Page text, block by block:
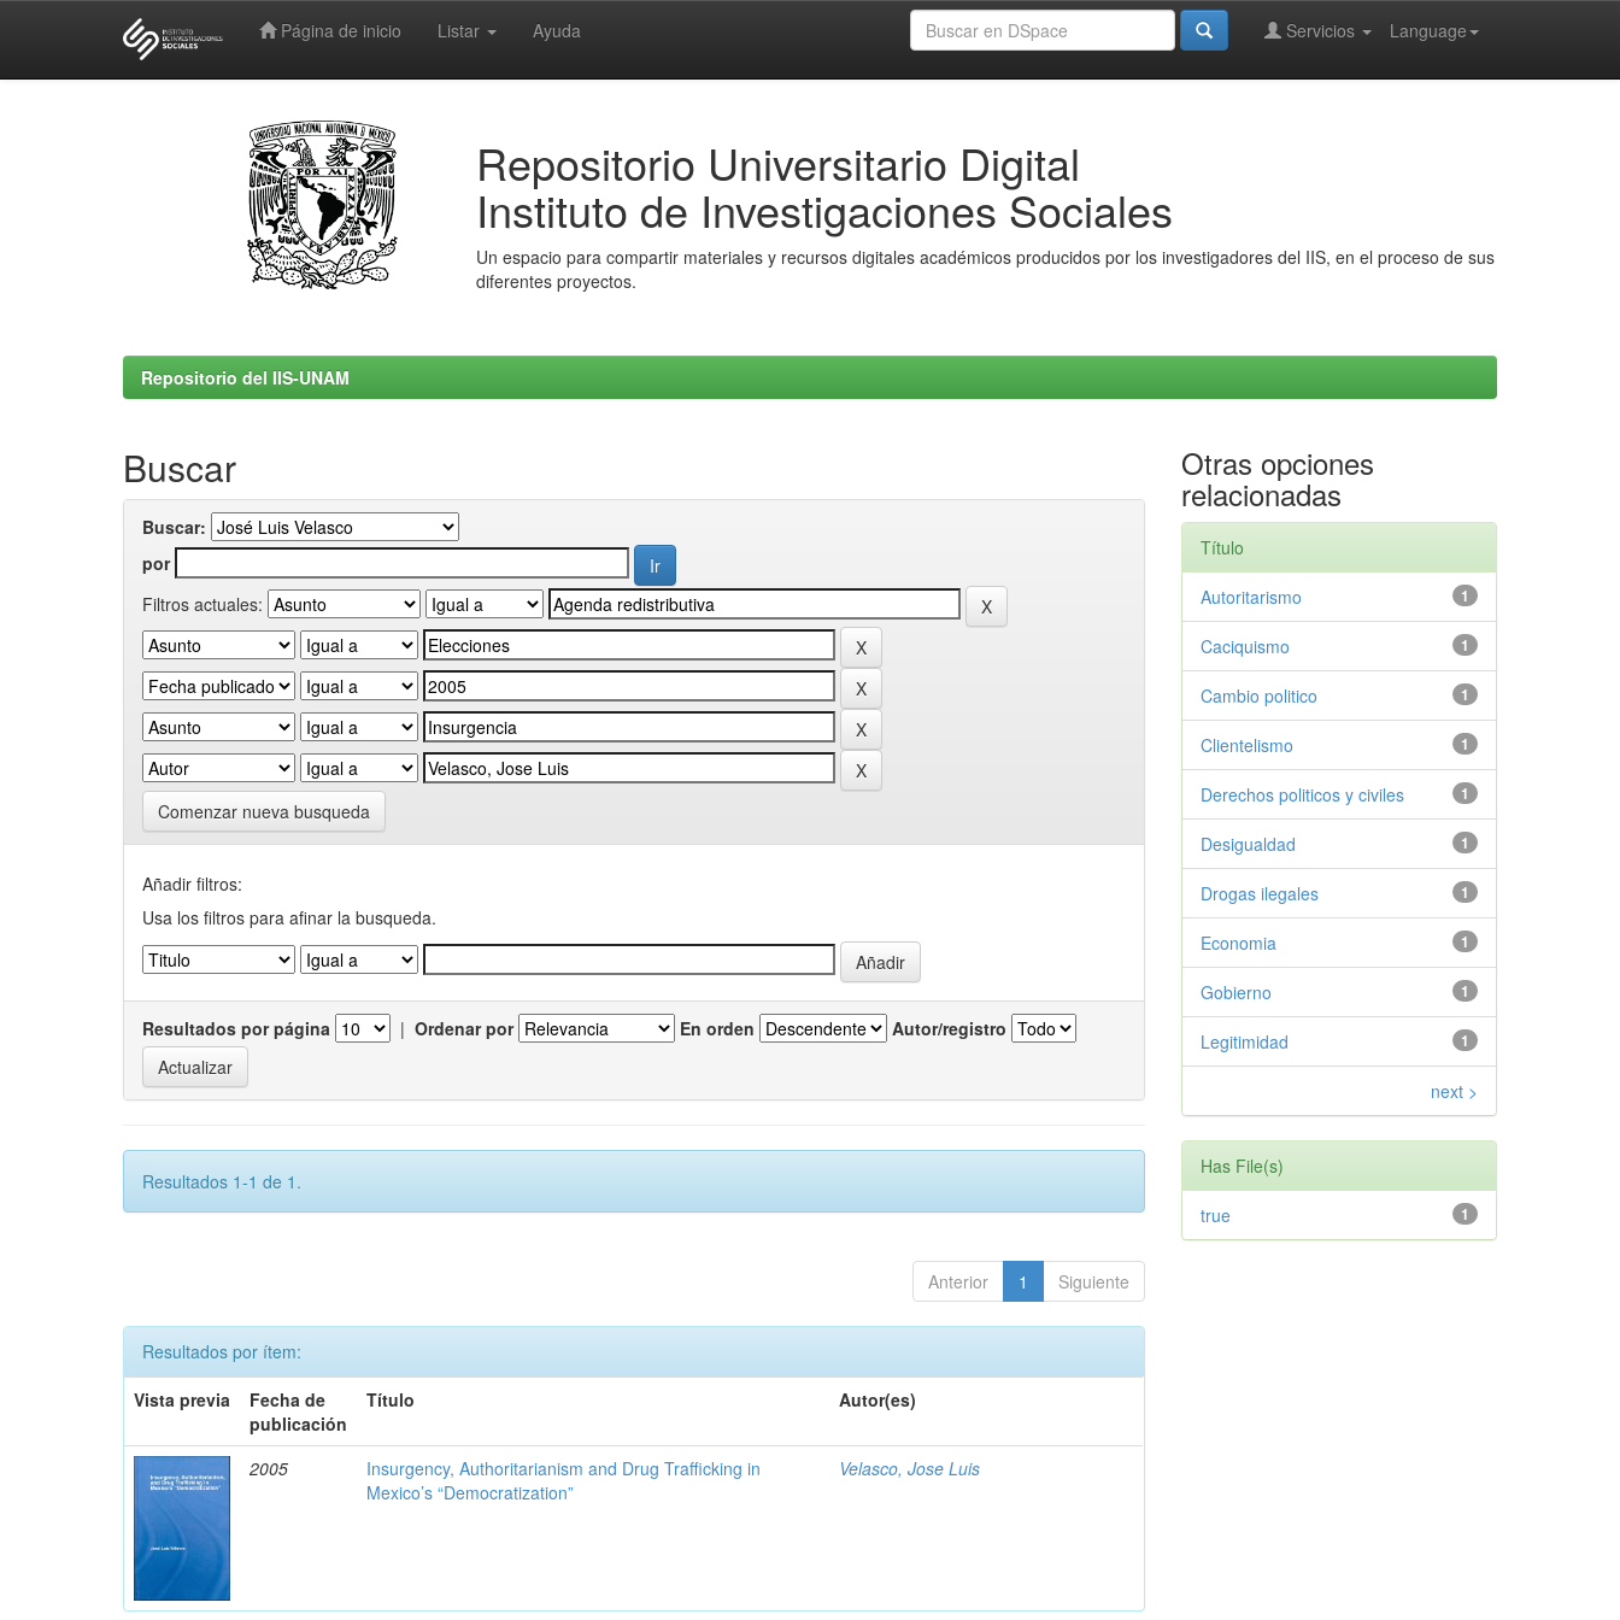
Página de inicio Listar Ayuda Language
Servicios
Repositorio Universitario Digital
Instituto de Investigaciones Sociales
Un espacio para compartir materiales y recursos digitales académicos producidos por los investigadores del IIS, en el proceso de sus
diferentes proyectos.
Repositorio del IIS-UNAM
Buscar
Buscar:
por
Filtros actuales:
Comenzar nueva busqueda
Añadir filtros:
Usa los filtros para afinar la busqueda.
Resultados por página | Ordenar por En orden Autor/registro
Resultados 1-1 de 1.
Anterior 1 Siguiente
Resultados por ítem:
Vista previa
Fecha de
publicación
Título Autor(es)
2005
Insurgency, Authoritarianism and Drug Trafficking in
Mexico’s “Democratization”
Velasco, Jose Luis
Otras opciones
relacionadas
Título
1
Autoritarismo
1
Caciquismo
1
Cambio politico
1
Clientelismo
1
Derechos politicos y civiles
1
Desigualdad
1
Drogas ilegales
1
Economia
1
Gobierno
1
Legitimidad
next >
Has File(s)
1
true